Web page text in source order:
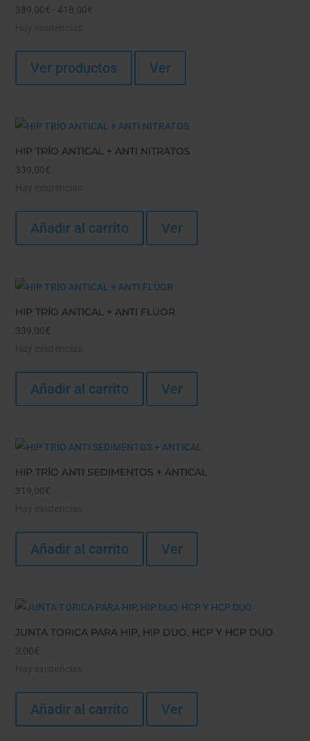
389,00€ - 418,00€
desde
Hay existencias
Ver productos Ver
HIP TRÍO ANTICAL + ANTI NITRATOS
339,00€
Hay existencias
Añadir al carrito Ver
HIP TRÍO ANTICAL + ANTI FLÚOR
339,00€
Hay existencias
Añadir al carrito Ver
HIP TRÍO ANTI SEDIMENTOS + ANTICAL
319,00€
Hay existencias
Añadir al carrito Ver
JUNTA TORICA PARA HIP, HIP DUO, HCP Y HCP DUO
3,00€
Hay existencias
Añadir al carrito Ver